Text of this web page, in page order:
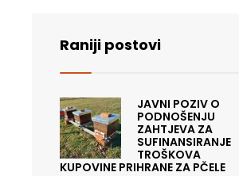
Raniji postovi
JAVNI POZIV O
PODNOŠENJU
ZAHTJEVA ZA
SUFINANSIRANJE
TROŠKOVA
KUPOVINE PRIHRANE ZA PČELE